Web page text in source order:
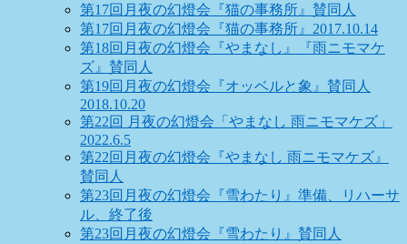
第17回月夜の幻燈会『猫の事務所』賛同人
第17回月夜の幻燈会『猫の事務所』2017.10.14
第18回月夜の幻燈会『やまなし』『雨ニモマケ
ズ』賛同人
第19回月夜の幻燈会『オッベルと象』賛同人
2018.10.20
第22回 月夜の幻燈会「やまなし 雨ニモマケズ」
2022.6.5
第22回月夜の幻燈会『やまなし 雨ニモマケズ』
賛同人
第23回月夜の幻燈会『雪わたり』準備、リハーサ
ル、終了後
第23回月夜の幻燈会『雪わたり』賛同人